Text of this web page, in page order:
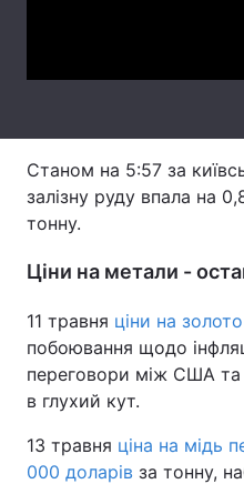
Станом на 5:57 за
залізну руду впала на
тонну.
Ціни на метали -
11 травня ціни на
побоювання щодо
переговори між США
в глухий кут.
13 травня ціна на мідь
000 доларів за тонну,